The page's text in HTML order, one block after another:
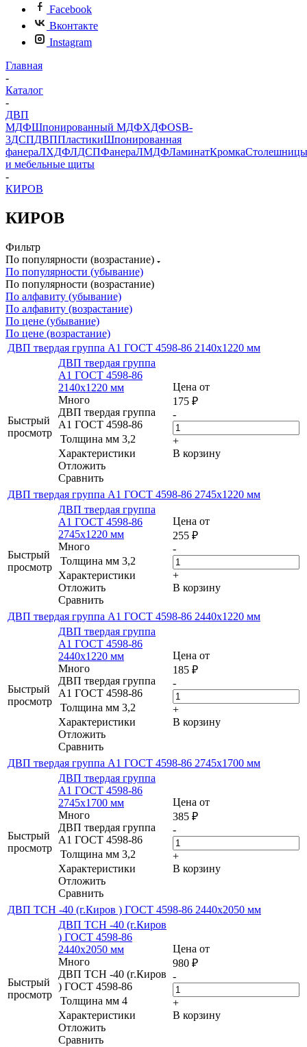
Facebook
Вконтакте
Instagram
Главная
-
Каталог
-
ДВП
МДФШпонированный МДФХДФOSB-
3ДСПДВППластикиШпонированная
фанераЛХДФЛДСПФанераЛМДФЛаминатКромкаСтолешницы
и мебельные щиты
-
КИРОВ
КИРОВ
Фильтр
По популярности (возрастание)
По популярности (убывание)
По популярности (возрастание)
По алфавиту (убывание)
По алфавиту (возрастание)
По цене (убывание)
По цене (возрастание)
ДВП твердая группа А1 ГОСТ 4598-86 2140х1220 мм
Быстрый
просмотр
ДВП твердая группа
А1 ГОСТ 4598-86
2140х1220 мм
Много
ДВП твердая группа
А1 ГОСТ 4598-86
Толщина мм 3,2
Характеристики
Отложить
Сравнить
Цена от
175 ₽
-
+
В корзину
ДВП твердая группа А1 ГОСТ 4598-86 2745х1220 мм
Быстрый
просмотр
ДВП твердая группа
А1 ГОСТ 4598-86
2745х1220 мм
Много
Толщина мм 3,2
Характеристики
Отложить
Сравнить
Цена от
255 ₽
-
+
В корзину
ДВП твердая группа А1 ГОСТ 4598-86 2440х1220 мм
Быстрый
просмотр
ДВП твердая группа
А1 ГОСТ 4598-86
2440х1220 мм
Много
ДВП твердая группа
А1 ГОСТ 4598-86
Толщина мм 3,2
Характеристики
Отложить
Сравнить
Цена от
185 ₽
-
+
В корзину
ДВП твердая группа А1 ГОСТ 4598-86 2745х1700 мм
Быстрый
просмотр
ДВП твердая группа
А1 ГОСТ 4598-86
2745х1700 мм
Много
ДВП твердая группа
А1 ГОСТ 4598-86
Толщина мм 3,2
Характеристики
Отложить
Сравнить
Цена от
385 ₽
-
+
В корзину
ДВП ТСН -40 (г.Киров ) ГОСТ 4598-86 2440х2050 мм
Быстрый
просмотр
ДВП ТСН -40 (г.Киров
) ГОСТ 4598-86
2440х2050 мм
Много
ДВП ТСН -40 (г.Киров
) ГОСТ 4598-86
Толщина мм 4
Характеристики
Отложить
Сравнить
Цена от
980 ₽
-
+
В корзину